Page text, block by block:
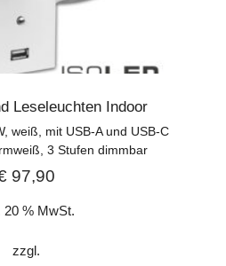
Leseleuchten Indoor
weiß, mit USB-A und USB-C
3 Stufen dimmbar
97,90
20 % MwSt.
zzgl.